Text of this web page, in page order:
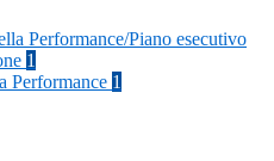
Performance/Piano esecutivo
1
Performance 1